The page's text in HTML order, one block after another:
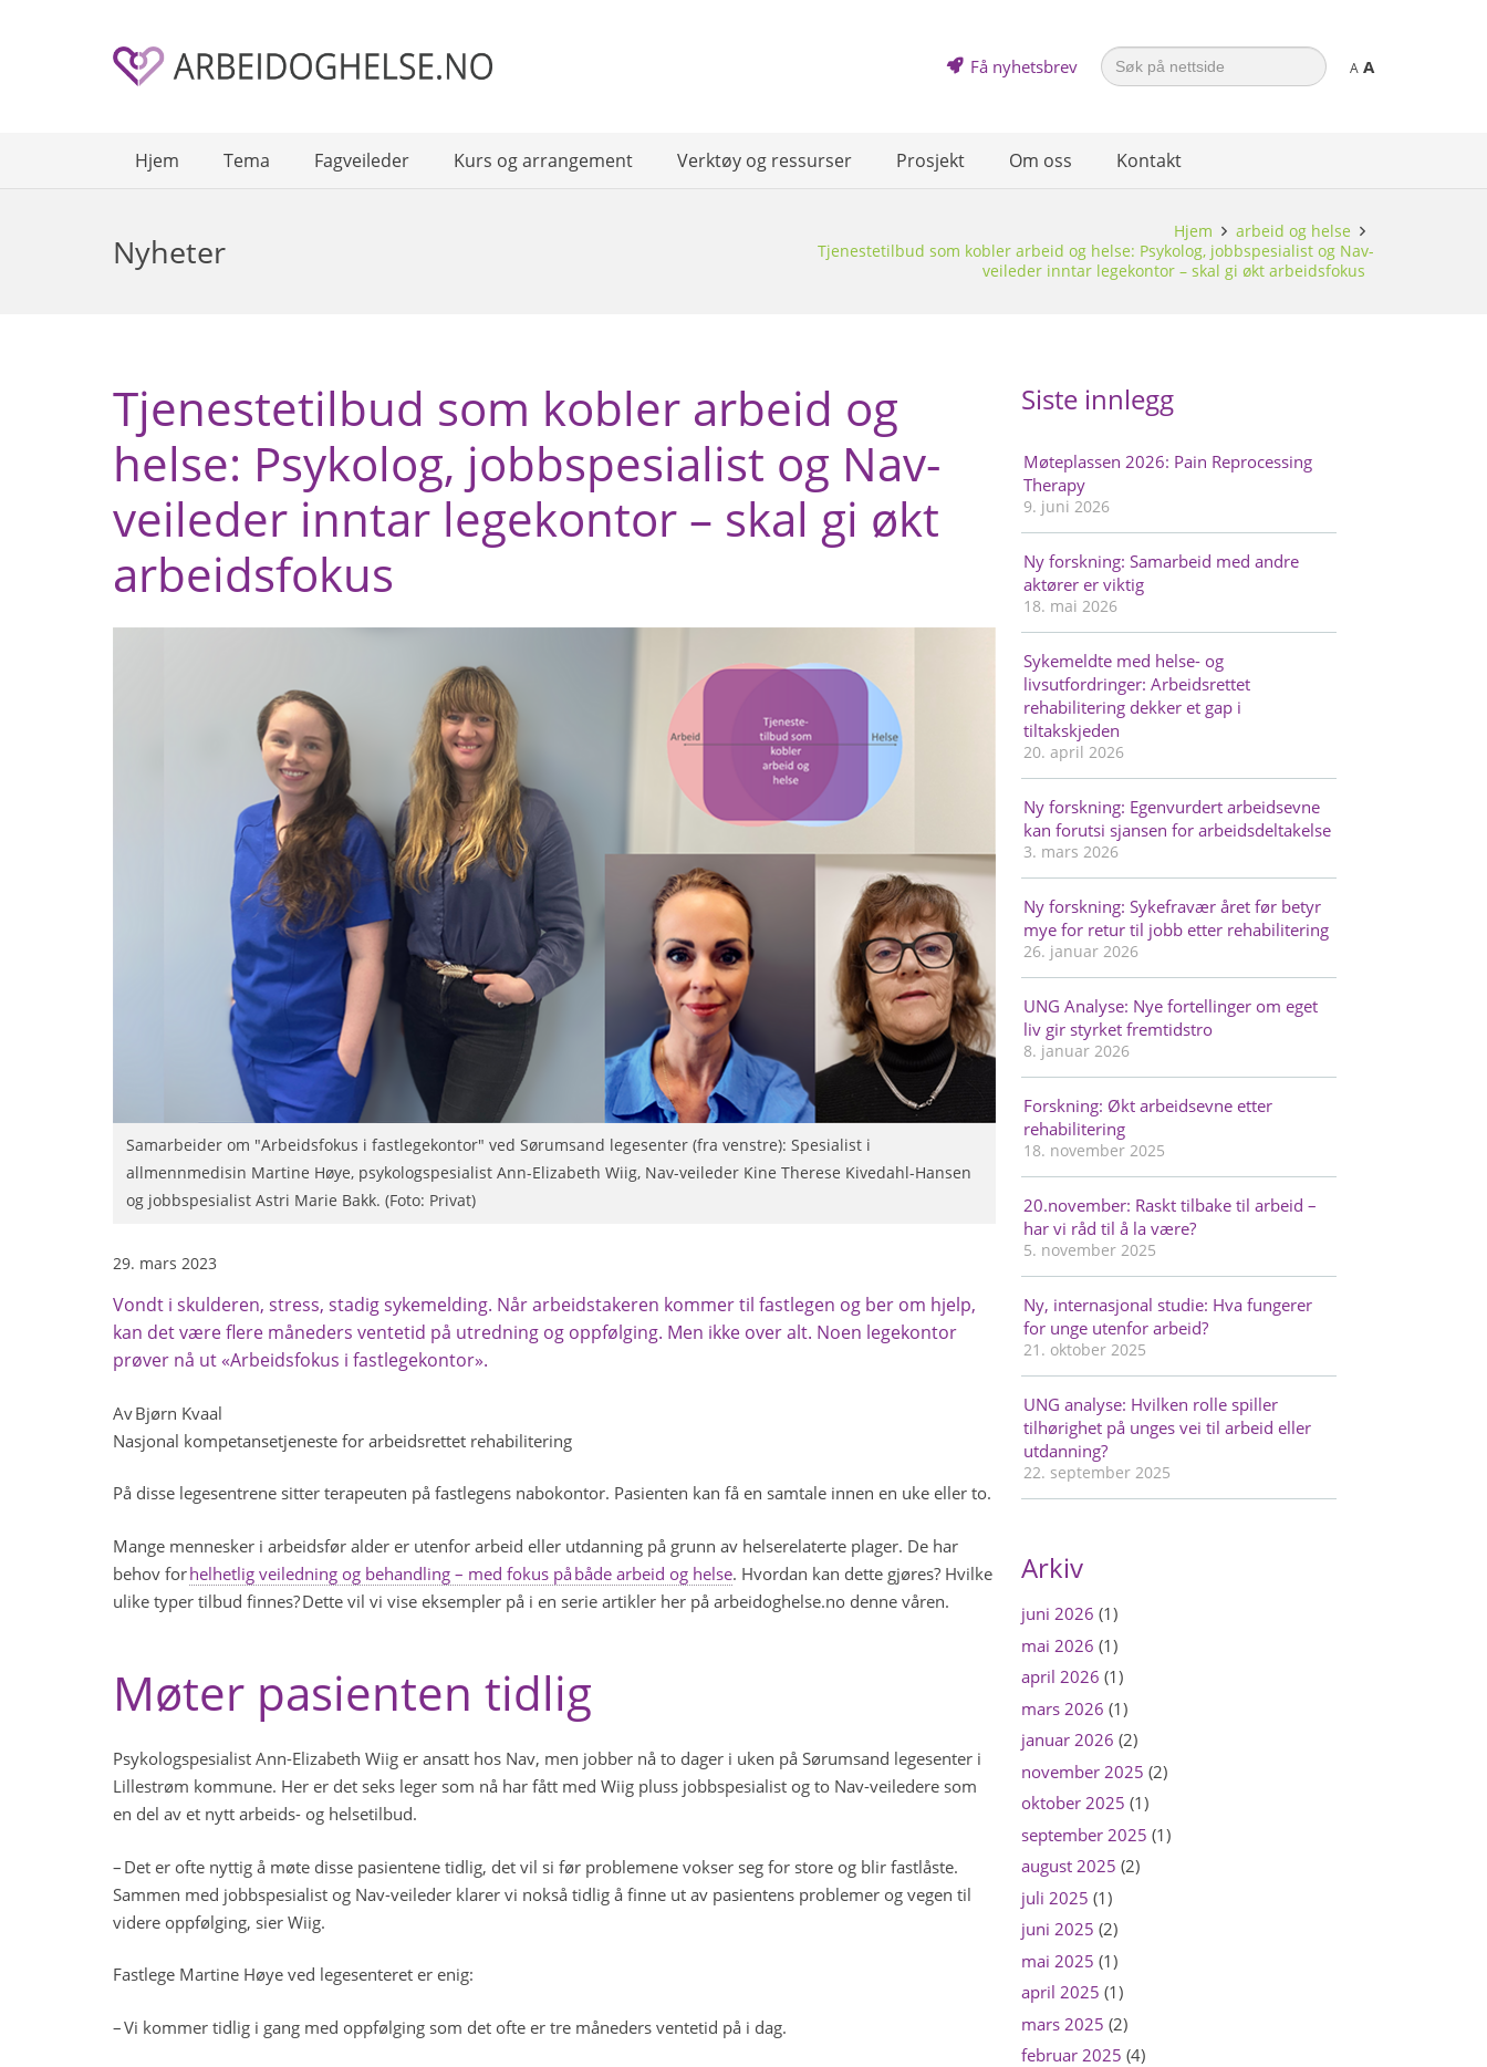
Få nyhetsbrev
Search
for: A A
Hjem Tema Fagveileder Kurs og arrangement Verktøy og ressurser Prosjekt Om oss Kontakt
Nyheter Hjem
arbeid og helse
Tjenestetilbud som kobler arbeid og helse: Psykolog, jobbspesialist og Nav-
veileder inntar legekontor – skal gi økt arbeidsfokus
Tjenestetilbud som kobler arbeid og
helse: Psykolog, jobbspesialist og Nav-
veileder inntar legekontor – skal gi økt
arbeidsfokus
Samarbeider om "Arbeidsfokus i fastlegekontor" ved Sørumsand legesenter (fra venstre): Spesialist i
allmennmedisin Martine Høye, psykologspesialist Ann-Elizabeth Wiig, Nav-veileder Kine Therese Kivedahl-Hansen
og jobbspesialist Astri Marie Bakk. (Foto: Privat)
29. mars 2023
Vondt i skulderen, stress, stadig sykemelding. Når arbeidstakeren kommer til fastlegen og ber om hjelp,
kan det være flere måneders ventetid på utredning og oppfølging. Men ikke over alt. Noen legekontor
prøver nå ut «Arbeidsfokus i fastlegekontor».
Av Bjørn Kvaal
Nasjonal kompetansetjeneste for arbeidsrettet rehabilitering
På disse legesentrene sitter terapeuten på fastlegens nabokontor. Pasienten kan få en samtale innen en uke eller to.
Mange mennesker i arbeidsfør alder er utenfor arbeid eller utdanning på grunn av helserelaterte plager. De har
behov forhelhetlig veiledning og behandling – med fokus på både arbeid og helse. Hvordan kan dette gjøres? Hvilke
ulike typer tilbud finnes? Dette vil vi vise eksempler på i en serie artikler her på arbeidoghelse.no denne våren.
Møter pasienten tidlig
Psykologspesialist Ann-Elizabeth Wiig er ansatt hos Nav, men jobber nå to dager i uken på Sørumsand legesenter i
Lillestrøm kommune. Her er det seks leger som nå har fått med Wiig pluss jobbspesialist og to Nav-veiledere som
en del av et nytt arbeids- og helsetilbud.
– Det er ofte nyttig å møte disse pasientene tidlig, det vil si før problemene vokser seg for store og blir fastlåste.
Sammen med jobbspesialist og Nav-veileder klarer vi nokså tidlig å finne ut av pasientens problemer og vegen til
videre oppfølging, sier Wiig.
Fastlege Martine Høye ved legesenteret er enig:
– Vi kommer tidlig i gang med oppfølging som det ofte er tre måneders ventetid på i dag.
Siste innlegg
Møteplassen 2026: Pain Reprocessing
Therapy
9. juni 2026
Ny forskning: Samarbeid med andre
aktører er viktig
18. mai 2026
Sykemeldte med helse- og
livsutfordringer: Arbeidsrettet
rehabilitering dekker et gap i
tiltakskjeden
20. april 2026
Ny forskning: Egenvurdert arbeidsevne
kan forutsi sjansen for arbeidsdeltakelse
3. mars 2026
Ny forskning: Sykefravær året før betyr
mye for retur til jobb etter rehabilitering
26. januar 2026
UNG Analyse: Nye fortellinger om eget
liv gir styrket fremtidstro
8. januar 2026
Forskning: Økt arbeidsevne etter
rehabilitering
18. november 2025
20.november: Raskt tilbake til arbeid –
har vi råd til å la være?
5. november 2025
Ny, internasjonal studie: Hva fungerer
for unge utenfor arbeid?
21. oktober 2025
UNG analyse: Hvilken rolle spiller
tilhørighet på unges vei til arbeid eller
utdanning?
22. september 2025
Arkiv
juni 2026 (1)
mai 2026 (1)
april 2026 (1)
mars 2026 (1)
januar 2026 (2)
november 2025 (2)
oktober 2025 (1)
september 2025 (1)
august 2025 (2)
juli 2025 (1)
juni 2025 (2)
mai 2025 (1)
april 2025 (1)
mars 2025 (2)
februar 2025 (4)